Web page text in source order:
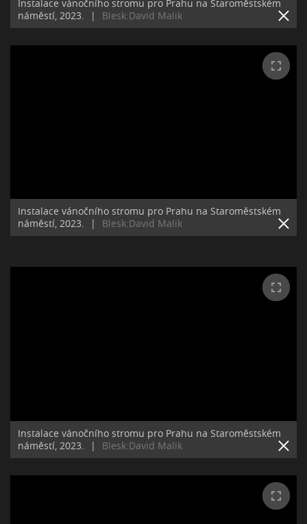
Instalace vánočního stromu pro Prahu na Staroměstském
náměstí, 2023.
| Blesk:David Malik
Instalace vánočního stromu pro Prahu na Staroměstském
náměstí, 2023.
| Blesk:David Malik
Instalace vánočního stromu pro Prahu na Staroměstském
náměstí, 2023.
| Blesk:David Malik